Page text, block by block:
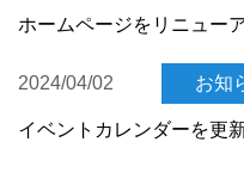
ホームページをリニュー
2024/04/02 お知
イベントカレンダーを更